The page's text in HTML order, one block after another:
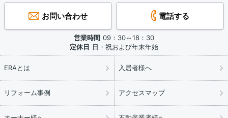
お問い合わせ 電話する
営業時間 09：30～18：30
定休日 日・祝および年末年始
ERAとは 入居者様へ
リフォーム事例 アクセスマップ